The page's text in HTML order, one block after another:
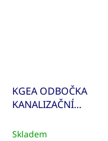
KGEA ODBOČKA
KANALIZAČNÍ
Skladem